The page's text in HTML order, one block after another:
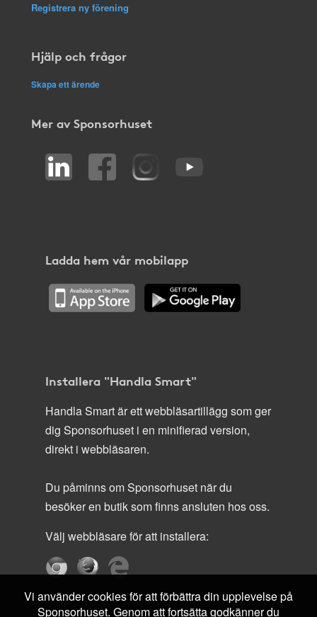
Registrera ny förening
Hjälp och frågor
Skapa ett ärende
Mer av Sponsorhuset
Ladda hem vår mobilapp
Installera "Handla Smart"
Handla Smart är ett webbläsartillägg som ger
dig Sponsorhuset i en minifierad version,
direkt i webbläsaren.
Du påminns om Sponsorhuset när du
besöker en butik som finns ansluten hos oss.
Välj webbläsare för att installera:
Vi använder cookies för att förbättra din upplevelse på
Sponsorhuset. Genom att fortsätta godkänner du